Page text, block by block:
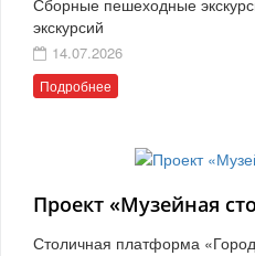
экскурсий
14.07.2026
Подробнее
Проект «Музейная
Столичная платформа